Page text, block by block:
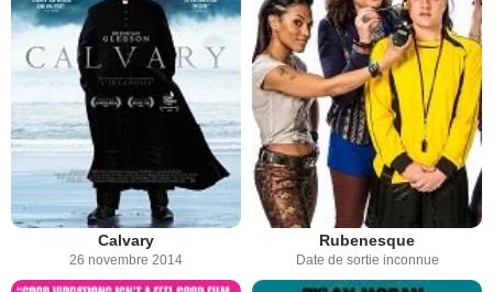
Calvary
26 novembre 2014
Rubenesque
Date de sortie inconnue